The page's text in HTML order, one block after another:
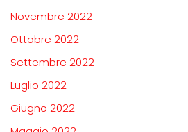
Novembre 2022
Ottobre 2022
Settembre 2022
Luglio 2022
Giugno 2022